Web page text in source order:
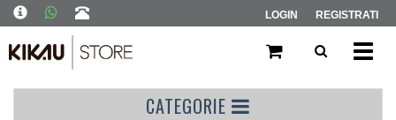
LOGIN REGISTRATI
CATEGORIE